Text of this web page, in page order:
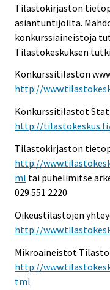
Tilastokirjaston
asiantuntijoilta.
konkurssiaineistoja
Tilastokeskuksen
Konkurssitilaston
http://
Konkurssitilastot
http://
Tilastokirjaston
http://
ml tai puhelimitse
029 551 2220
Oikeustilastojen
http://
Mikroaineistot
http://
tml